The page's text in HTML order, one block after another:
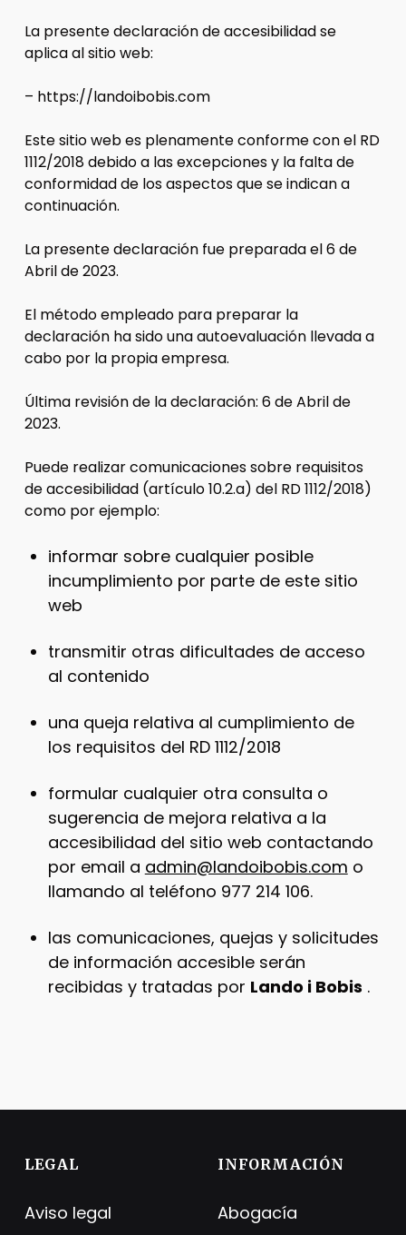
La presente declaración de accesibilidad se
aplica al sitio web:
– https://landoibobis.com
Este sitio web es plenamente conforme con el RD
1112/2018 debido a las excepciones y la falta de
conformidad de los aspectos que se indican a
continuación.
La presente declaración fue preparada el 6 de
Abril de 2023.
El método empleado para preparar la
declaración ha sido una autoevaluación llevada a
cabo por la propia empresa.
Última revisión de la declaración: 6 de Abril de
2023.
Puede realizar comunicaciones sobre requisitos
de accesibilidad (artículo 10.2.a) del RD 1112/2018)
como por ejemplo:
informar sobre cualquier posible
incumplimiento por parte de este sitio
web
transmitir otras dificultades de acceso
al contenido
una queja relativa al cumplimiento de
los requisitos del RD 1112/2018
formular cualquier otra consulta o
sugerencia de mejora relativa a la
accesibilidad del sitio web contactando
por email a admin@landoibobis.com o
llamando al teléfono 977 214 106.
las comunicaciones, quejas y solicitudes
de información accesible serán
recibidas y tratadas por Lando i Bobis .
Skip back to main navigation
LEGAL
Aviso legal
INFORMACIÓN
Abogacía